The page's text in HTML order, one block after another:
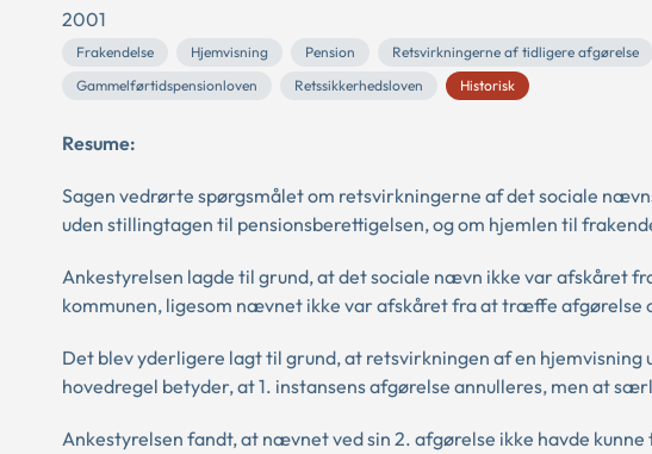
2001
Frakendelse Hjemvisning Pension Retsvirkningerne af tidligere afgørelse
Gammelførtidspensionloven
Retssikkerhedsloven Historisk
Resume:
Sagen vedrørte spørgsmålet om retsvirkningerne af det sociale
uden stillingtagen til pensionsberettigelsen, og om hjemlen til
Ankestyrelsen lagde til grund, at det sociale nævn ikke var afskåret
kommunen, ligesom nævnet ikke var afskåret fra at træffe afgørelse
Det blev yderligere lagt til grund, at retsvirkningen af en
hovedregel betyder, at 1. instansens afgørelse annulleres, men at
Ankestyrelsen fandt, at nævnet ved sin 2. afgørelse ikke havde